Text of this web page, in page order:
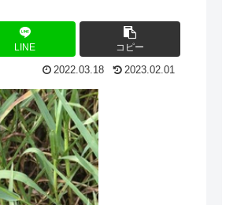
LINE コピー
2022.03.18 2023.02.01